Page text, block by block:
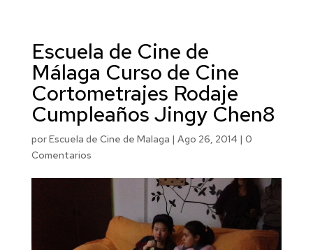
Escuela de Cine de
Málaga Curso de Cine
Cortometrajes Rodaje
Cumpleaños Jingy Chen8
porEscuela de Cine de Malaga | Ago 26, 2014 | 0
Comentarios